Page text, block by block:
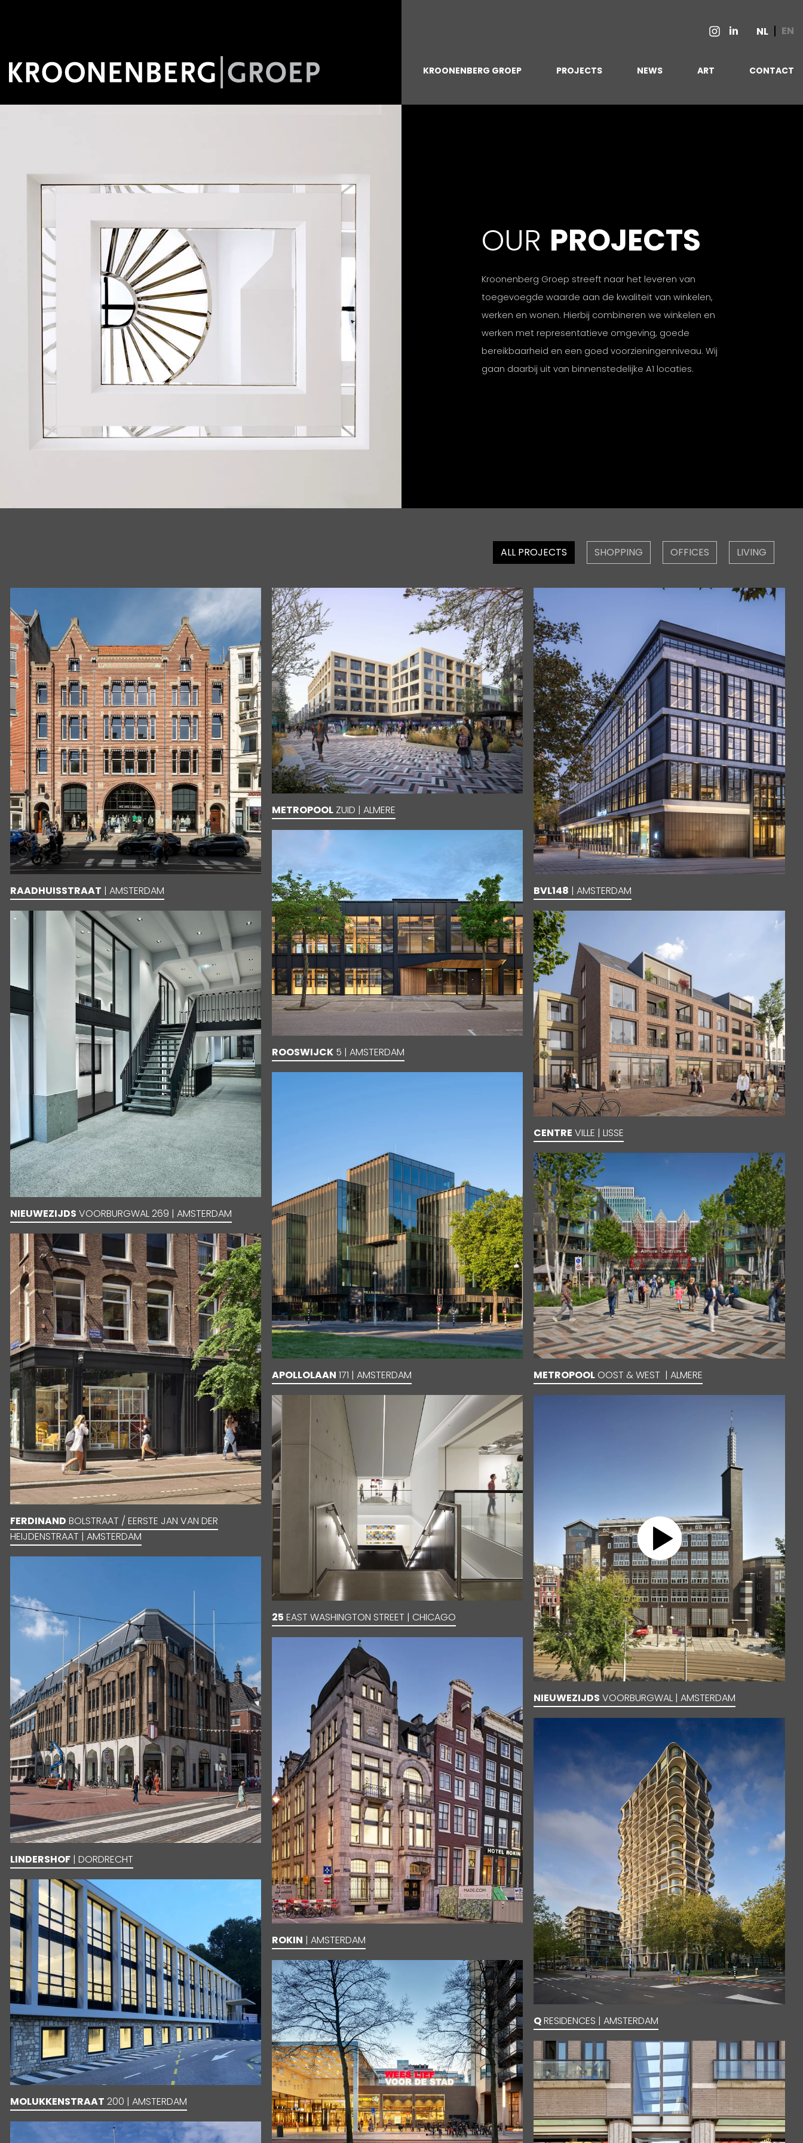
KROONENBERG GROEP PROJECTS NEWS ART CONTACT
NL EN
OUR PROJECTS
Kroonenberg Groep streeft naar het leveren van
toegevoegde waarde aan de kwaliteit van winkelen,
werken en wonen. Hierbij combineren we winkelen en
werken met representatieve omgeving, goede
bereikbaarheid en een goed voorzieningenniveau. Wij
gaan daarbij uit van binnenstedelijke A1 locaties.
LIVING
OFFICES
SHOPPING
ALL PROJECTS
RAADHUISSTRAAT | AMSTERDAM
METROPOOL ZUID | ALMERE
BVL148 | AMSTERDAM
ROOSWIJCK 5 | AMSTERDAM
NIEUWEZIJDS VOORBURGWAL 269 | AMSTERDAM
CENTRE VILLE | LISSE
APOLLOLAAN 171 | AMSTERDAM METROPOOL OOST & WEST | ALMERE
FERDINAND BOLSTRAAT / EERSTE JAN VAN DER
HEIJDENSTRAAT | AMSTERDAM
25 EAST WASHINGTON STREET | CHICAGO
NIEUWEZIJDS VOORBURGWAL | AMSTERDAM
LINDERSHOF | DORDRECHT
ROKIN | AMSTERDAM
QRESIDENCES | AMSTERDAM
MOLUKKENSTRAAT 200 | AMSTERDAM